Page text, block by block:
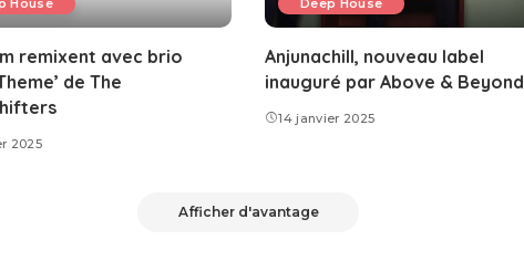
House
remixent avec brio
de The
2025
Deep House
Anjunachill, nouveau label
inauguré par Above & Beyond
14 janvier 2025
Afficher d'avantage